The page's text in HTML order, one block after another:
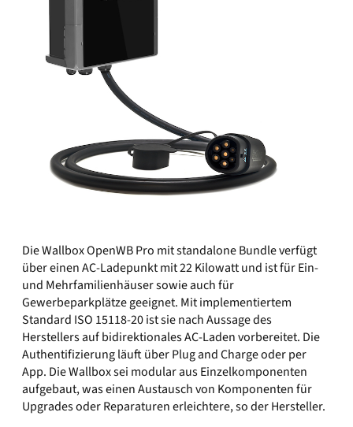
Die Wallbox OpenWB Pro mit standalone Bundle verfügt
über einen AC-Ladepunkt mit 22 Kilowatt und ist für Ein-
und Mehrfamilienhäuser sowie auch für
Gewerbeparkplätze geeignet. Mit implementiertem
Standard ISO 15118-20 ist sie nach Aussage des
Herstellers auf bidirektionales AC-Laden vorbereitet. Die
Authentifizierung läuft über Plug and Charge oder per
App. Die Wallbox sei modular aus Einzelkomponenten
aufgebaut, was einen Austausch von Komponenten für
Upgrades oder Reparaturen erleichtere, so der Hersteller.